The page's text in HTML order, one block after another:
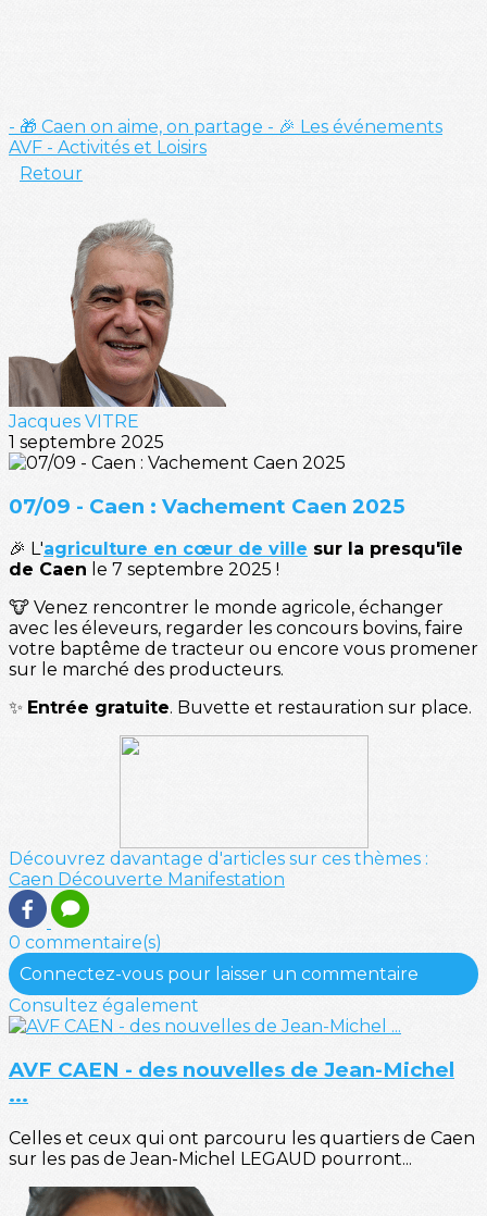
- 🎁 Caen on aime, on partage - 🎉 Les événements
AVF - Activités et Loisirs
Retour
Jacques VITRE
1 septembre 2025
07/09 - Caen : Vachement Caen 2025
🎉 L'agriculture en cœur de ville sur la presqu'île
de Caen le 7 septembre 2025 !
🐮 Venez rencontrer le monde agricole, échanger
avec les éleveurs, regarder les concours bovins, faire
votre baptême de tracteur ou encore vous promener
sur le marché des producteurs.
✨ Entrée gratuite. Buvette et restauration sur place.
Découvrez davantage d'articles sur ces thèmes :
Caen Découverte Manifestation
0 commentaire(s)
Connectez-vous pour laisser un commentaire
Consultez également
AVF CAEN - des nouvelles de Jean-Michel
...
Celles et ceux qui ont parcouru les quartiers de Caen
sur les pas de Jean-Michel LEGAUD pourront...